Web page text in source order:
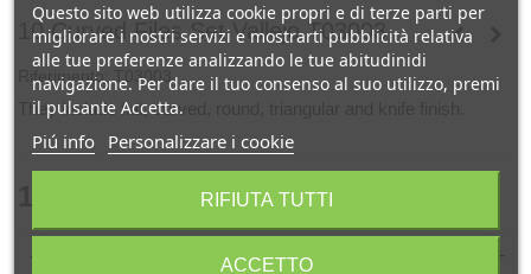
10 Curved Files Set Vallejo T03003
Riferimento: T03003
They include flat, curved, round, triangular and knife finish.
(Tasse incl.)
- +
Questo sito web utilizza cookie propri e di terze parti per
migliorare i nostri servizi e mostrarti pubblicità relativa
alle tue preferenze analizzando le tue abitudinidi
navigazione. Per dare il tuo consenso al suo utilizzo, premi
il pulsante Accetta.
Piú info Personalizzare i cookie
RIFIUTA TUTTI
ACCETTO